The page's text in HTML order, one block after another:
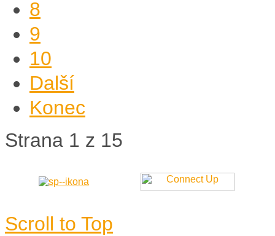
8
9
10
Další
Konec
Strana 1 z 15
Scroll to Top